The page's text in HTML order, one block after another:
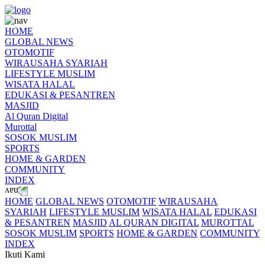
HOME
GLOBAL NEWS
OTOMOTIF
WIRAUSAHA SYARIAH
LIFESTYLE MUSLIM
WISATA HALAL
EDUKASI & PESANTREN
MASJID
Al Quran Digital
Murottal
SOSOK MUSLIM
SPORTS
HOME & GARDEN
COMMUNITY
INDEX
HOME GLOBAL NEWS OTOMOTIF WIRAUSAHA
SYARIAH LIFESTYLE MUSLIM WISATA HALAL EDUKASI
& PESANTREN MASJID AL QURAN DIGITAL MUROTTAL
SOSOK MUSLIM SPORTS HOME & GARDEN COMMUNITY
INDEX
Ikuti Kami